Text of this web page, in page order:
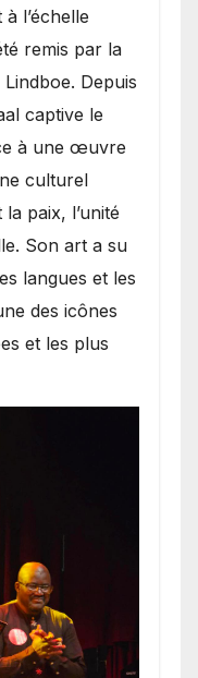
l’échelle
remis par la
Depuis
captive le
à une œuvre
culturel
paix, l’unité
Son art a su
langues et les
des icônes
et les plus